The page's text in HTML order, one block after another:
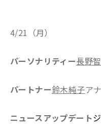
4/21（月）
パーソナリティー長野
パートナー鈴木純子ア
ニュースアップデート